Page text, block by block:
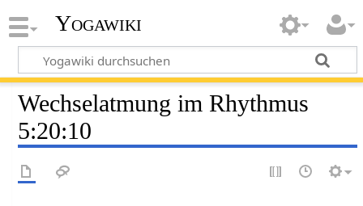
Yogawiki
Wechselatmung im Rhythmus
5:20:10